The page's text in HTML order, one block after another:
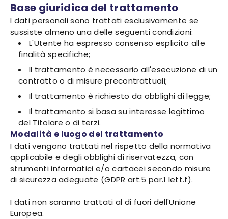
Base giuridica del trattamento
I dati personali sono trattati esclusivamente se
sussiste almeno una delle seguenti condizioni:
L'Utente ha espresso consenso esplicito alle
finalità specifiche;
Il trattamento è necessario all'esecuzione di un
contratto o di misure precontrattuali;
Il trattamento è richiesto da obblighi di legge;
Il trattamento si basa su interesse legittimo
del Titolare o di terzi.
Modalità e luogo del trattamento
I dati vengono trattati nel rispetto della normativa
applicabile e degli obblighi di riservatezza, con
strumenti informatici e/o cartacei secondo misure
di sicurezza adeguate (GDPR art.5 par.1 lett.f).
I dati non saranno trattati al di fuori dell'Unione
Europea.